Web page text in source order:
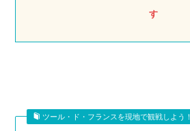
す
ツール・ド・フランスを現地で観戦しよう！